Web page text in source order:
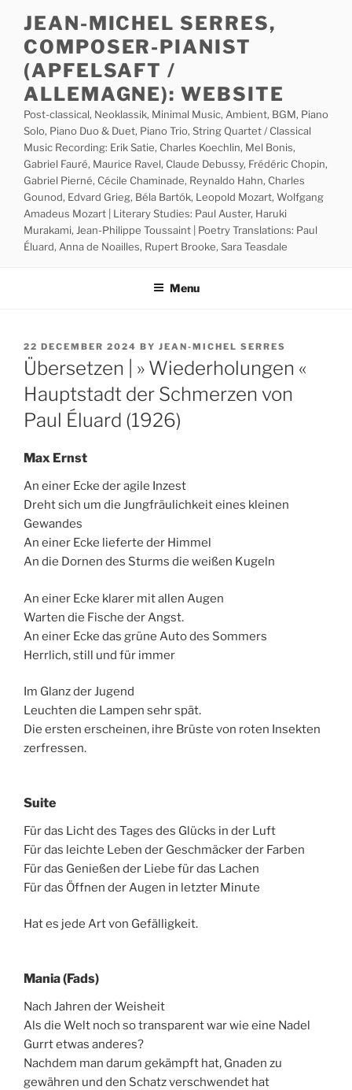
content
JEAN-MICHEL SERRES,
COMPOSER-PIANIST
(APFELSAFT /
ALLEMAGNE): WEBSITE
Post-classical, Neoklassik, Minimal Music, Ambient, BGM, Piano
Solo, Piano Duo & Duet, Piano Trio, String Quartet / Classical
Music Recording: Erik Satie, Charles Koechlin, Mel Bonis,
Gabriel Fauré, Maurice Ravel, Claude Debussy, Frédéric Chopin,
Gabriel Pierné, Cécile Chaminade, Reynaldo Hahn, Charles
Gounod, Edvard Grieg, Béla Bartók, Leopold Mozart, Wolfgang
Amadeus Mozart | Literary Studies: Paul Auster, Haruki
Murakami, Jean-Philippe Toussaint | Poetry Translations: Paul
Éluard, Anna de Noailles, Rupert Brooke, Sara Teasdale
Menu
POSTED
ON
22 DECEMBER 2024 BY JEAN-MICHEL SERRES
Übersetzen | » Wiederholungen «
Hauptstadt der Schmerzen von
Paul Éluard (1926)
Max Ernst
An einer Ecke der agile Inzest
Dreht sich um die Jungfräulichkeit eines kleinen
Gewandes
An einer Ecke lieferte der Himmel
An die Dornen des Sturms die weißen Kugeln
An einer Ecke klarer mit allen Augen
Warten die Fische der Angst.
An einer Ecke das grüne Auto des Sommers
Herrlich, still und für immer
Im Glanz der Jugend
Leuchten die Lampen sehr spät.
Die ersten erscheinen, ihre Brüste von roten Insekten
zerfressen.
Suite
Für das Licht des Tages des Glücks in der Luft
Für das leichte Leben der Geschmäcker der Farben
Für das Genießen der Liebe für das Lachen
Für das Öffnen der Augen in letzter Minute
Hat es jede Art von Gefälligkeit.
Mania (Fads)
Nach Jahren der Weisheit
Als die Welt noch so transparent war wie eine Nadel
Gurrt etwas anderes?
Nachdem man darum gekämpft hat, Gnaden zu
gewähren und den Schatz verschwendet hat